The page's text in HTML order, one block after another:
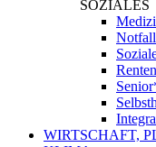
SOZIALES
WIRTSCHAFT,